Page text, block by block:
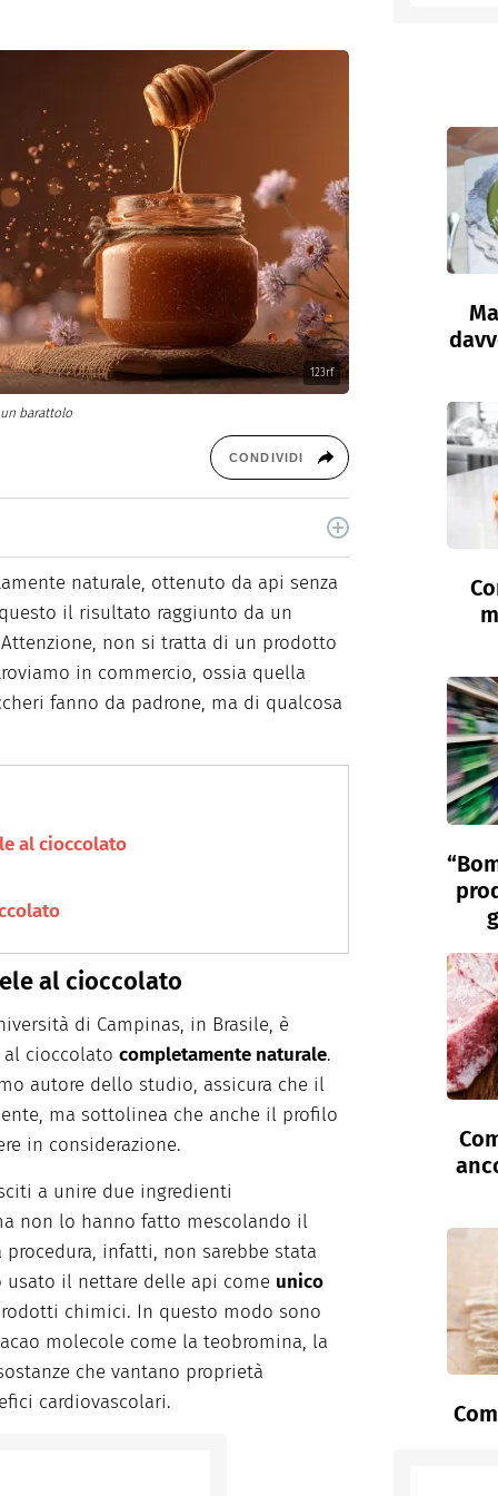
123rf
barattolo
CONDIVIDI
laureata in Scienze Storiche. Curiosa e
e green dal 2018.
naturale, ottenuto da api senza
il risultato raggiunto da un
non si tratta di un prodotto
in commercio, ossia quella
fanno da padrone, ma di qualcosa
al cioccolato
al cioccolato
di Campinas, in Brasile, è
al cioccolato completamente naturale.
autore dello studio, assicura che il
ma sottolinea che anche il profilo
in considerazione.
a unire due ingredienti
non lo hanno fatto mescolando il
infatti, non sarebbe stata
il nettare delle api come unico
chimici. In questo modo sono
molecole come la teobromina, la
che vantano proprietà
cardiovascolari.